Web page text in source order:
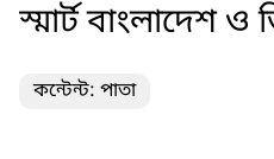
স্মার্ট বাংলাদেশ
কন্টেন্ট: পাতা